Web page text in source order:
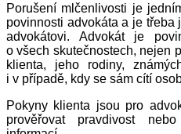
Porušení mlčenlivosti je
povinnosti advokáta a je třeba
advokátovi. Advokát je
o všech skutečnostech, nejen
klienta, jeho rodiny,
i v případě, kdy se sám cítí
Pokyny klienta jsou pro
prověřovat pravdivost